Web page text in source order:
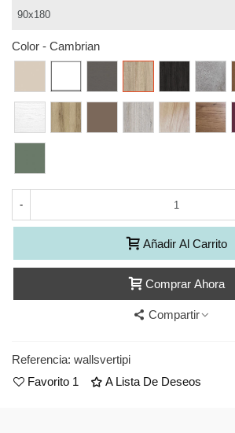
Color - Cambrian
AntracitaCambrian
Nordico Vintage Natura Nogal
-
Añadir Al Carrito
Comprar Ahora
Compartir
Referencia: wallsvertipi
Favorito 1 A Lista De Deseos